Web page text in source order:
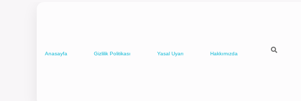
Anasayfa Gizlilik Politikası Yasal Uyarı Hakkımızda